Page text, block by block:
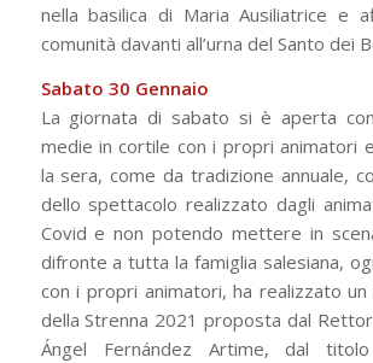
nella basilica di Maria Ausiliatrice e
comunità davanti all’urna del Santo dei
Sabato 30 Gennaio
La giornata di sabato si è aperta
medie in cortile con i propri animatori
la sera, come da tradizione annuale,
dello spettacolo realizzato dagli
Covid e non potendo mettere in
difronte a tutta la famiglia salesiana,
con i propri animatori, ha realizzato
della Strenna 2021 proposta dal
Ángel Fernández Artime, dal